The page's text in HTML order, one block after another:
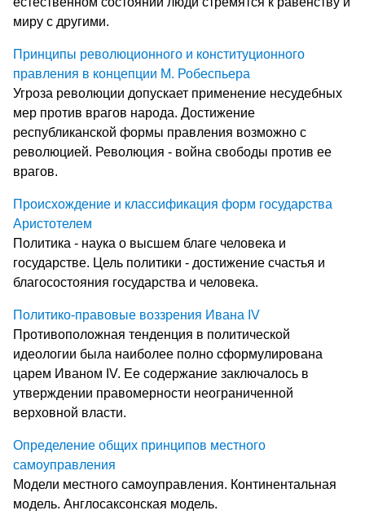
миру с другими.
Принципы революционного и конституционного
правления в концепции М. Робеспьера
Угроза революции допускает применение несудебных
мер против врагов народа. Достижение
республиканской формы правления возможно с
революцией. Революция - война свободы против ее
врагов.
Происхождение и классификация форм государства
Аристотелем
Политика - наука о высшем благе человека и
государстве. Цель политики - достижение счастья и
благосостояния государства и человека.
Политико-правовые воззрения Ивана IV
Противоположная тенденция в политической
идеологии была наиболее полно сформулирована
царем Иваном IV. Ее содержание заключалось в
утверждении правомерности неограниченной
верховной власти.
Определение общих принципов местного
самоуправления
Модели местного самоуправления. Континентальная
модель. Англосаксонская модель.